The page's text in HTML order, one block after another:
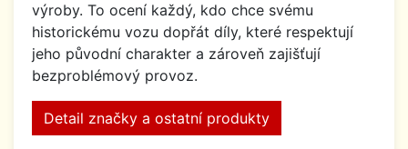
výroby. To ocení každý, kdo chce svému
historickému vozu dopřát díly, které respektují
jeho původní charakter a zároveň zajišťují
bezproblémový provoz.
Detail značky a ostatní produkty